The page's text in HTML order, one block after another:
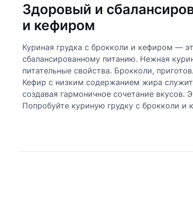
Здоровый и
и кефиром
Куриная грудка с брокколи и кефиром —
сбалансированному питанию. Нежная
питательные свойства. Брокколи,
Кефир с низким содержанием жира
создавая гармоничное сочетание вкусов.
Попробуйте куриную грудку с брокколи и